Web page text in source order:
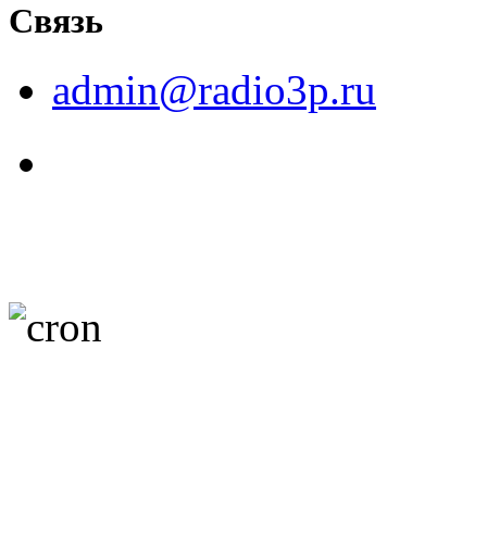
Связь
admin@radio3p.ru